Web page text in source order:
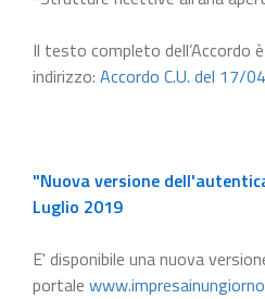
Il testo completo dell’Accordo
indirizzo: Accordo C.U. del 17/
"Nuova versione
Luglio 2019
E' disponibile una nuova
portale